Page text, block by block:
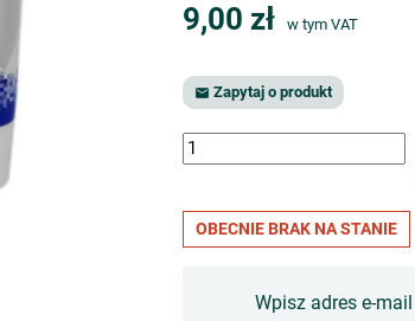
9,00 zł w tym VAT
 Zapytaj o produkt
OBECNIE BRAK NA STANIE
Wpisz adres e-